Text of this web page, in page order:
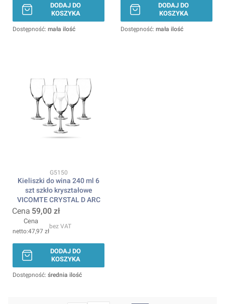
DODAJ DO
KOSZYKA
Dostępność: mała ilość
DODAJ DO
KOSZYKA
Dostępność: mała ilość
Kod produktu
G5150
Kieliszki do wina 240 ml 6
szt szkło kryształowe
VICOMTE CRYSTAL D ARC
Cena 59,00 zł
Cena
47,97 zł
bez VAT
DODAJ DO
KOSZYKA
Dostępność: średnia ilość